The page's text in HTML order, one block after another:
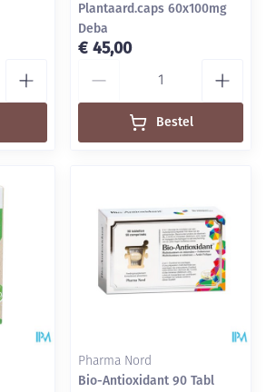
Plantaard.caps 60x100mg
Deba
€ 45,00
Bestel
Pharma Nord
Bio-Antioxidant 90 Tabl